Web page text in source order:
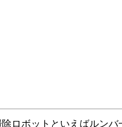
除ロボットといえばルンバ